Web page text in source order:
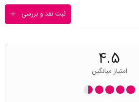
ثبت نقد و بررسی
4.5
امتیاز میانگین